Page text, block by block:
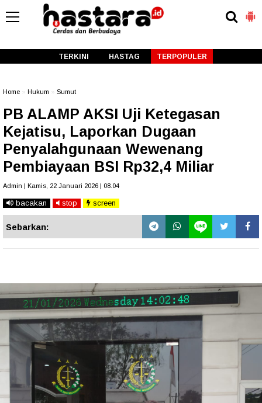
TERKINI HASTAG TERPOPULER
Home Hukum Sumut
PB ALAMP AKSI Uji Ketegasan
Kejatisu, Laporkan Dugaan
Penyalahgunaan Wewenang
Pembiayaan BSI Rp32,4 Miliar
Admin | Kamis, 22 Januari 2026 | 08.04
bacakan stop screen
Sebarkan: